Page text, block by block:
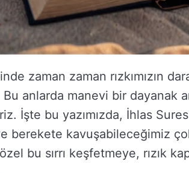
zaman zaman rızkımızın
Bu anlarda manevi bir dayanak
İşte bu yazımızda, İhlas
berekete kavuşabileceğimiz
bu sırrı keşfetmeye, rızık